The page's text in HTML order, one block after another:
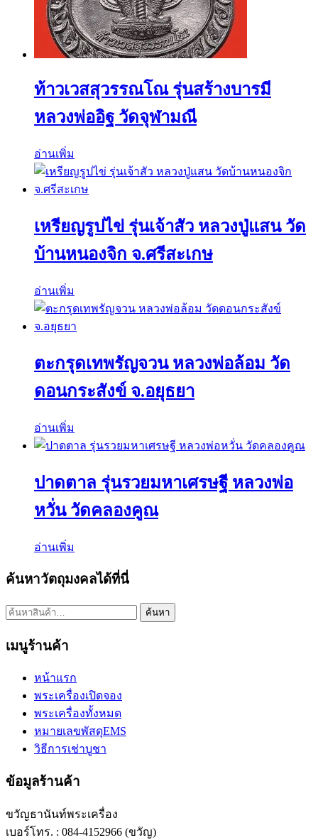
ท้าวเวสสุวรรณโณ รุ่นสร้างบารมี
หลวงพ่ออิฐ วัดจุฬามณี
อ่านเพิ่ม
เหรียญรูปไข่ รุ่นเจ้าสัว หลวงปู่แสน วัด
บ้านหนองจิก จ.ศรีสะเกษ
อ่านเพิ่ม
ตะกรุดเทพรัญจวน หลวงพ่อล้อม วัด
ดอนกระสังข์ จ.อยุธยา
อ่านเพิ่ม
ปาดตาล รุ่นรวยมหาเศรษฐี หลวงพ่อ
หวั่น วัดคลองคูณ
อ่านเพิ่ม
ค้นหาวัตถุมงคลได้ที่นี่
ค้นหา: ค้นหา
เมนูร้านค้า
หน้าแรก
พระเครื่องเปิดจอง
พระเครื่องทั้งหมด
หมายเลขพัสดุEMS
วิธีการเช่าบูชา
ข้อมูลร้านค้า
ขวัญธานันท์พระเครื่อง
เบอร์โทร. : 084-4152966 (ขวัญ)